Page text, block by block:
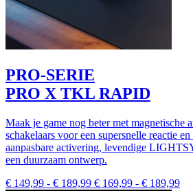
PRO-SERIE
PRO X TKL RAPID
Maak je game nog beter met magnetische
schakelaars voor een supersnelle reactie
aanpasbare activering, levendige
een duurzaam ontwerp.
€ 149,99 - € 189,99 € 169,99 - € 189,99